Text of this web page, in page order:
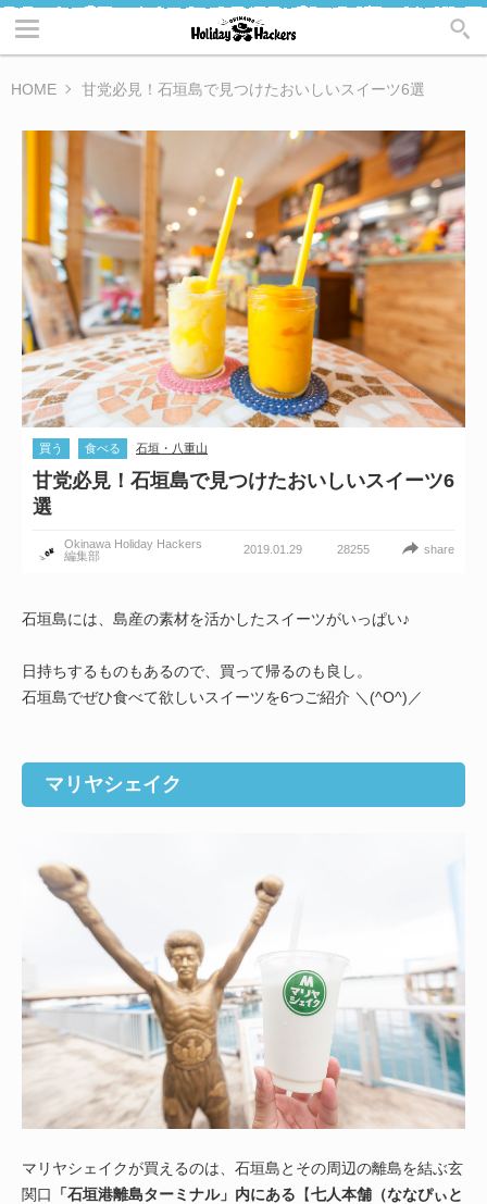
HOME 甘党必見！石垣島で見つけたおいしいスイーツ6選
買う 食べる 石垣・八重山
甘党必見！石垣島で見つけたおいしいスイーツ6
選
Okinawa Holiday Hackers
編集部
2019.01.29 28255 share
石垣島には、島産の素材を活かしたスイーツがいっぱい♪
日持ちするものもあるので、買って帰るのも良し。
石垣島でぜひ食べて欲しいスイーツを6つご紹介 ＼(^O^)／
マリヤシェイク
マリヤシェイクが買えるのは、石垣島とその周辺の離島を結ぶ玄
関口
「石垣港離島ターミナル」内にある 【七人本舗（ななぴぃと